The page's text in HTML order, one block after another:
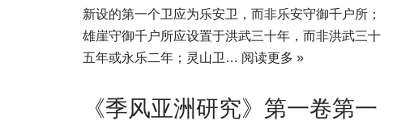
新设的第一个卫应为乐安卫，而非乐安守御千户所；
雄崖守御千户所应设置于洪武三十年，而非洪武三十
五年或永乐二年；灵山卫… 阅读更多 »
《季风亚洲研究》第一卷第一